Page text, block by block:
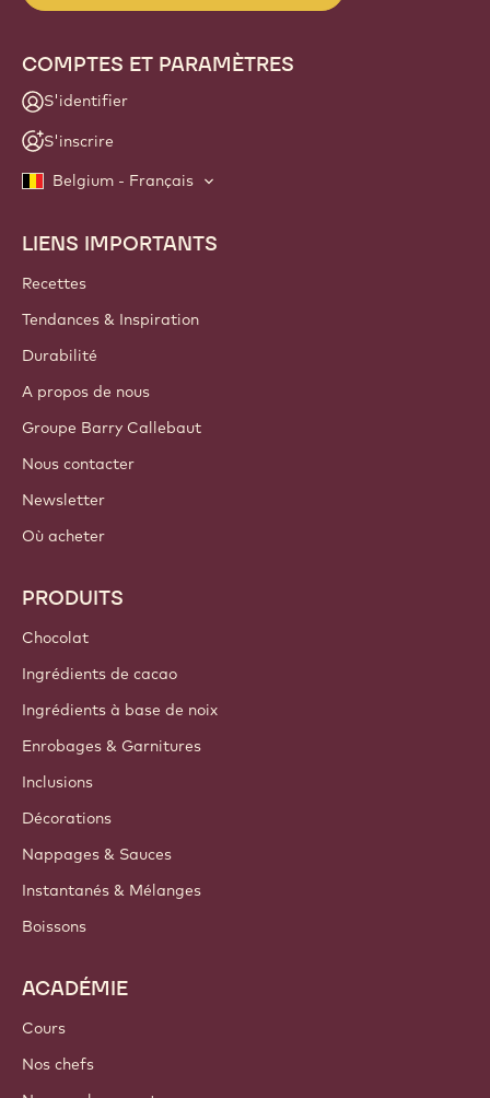
COMPTES ET PARAMÈTRES
S'identifier
S'inscrire
Belgium - Français
Footer
Callebaut
LIENS IMPORTANTS
Recettes
Tendances & Inspiration
Durabilité
A propos de nous
Groupe Barry Callebaut
Nous contacter
Newsletter
Où acheter
PRODUITS
Chocolat
Ingrédients de cacao
Ingrédients à base de noix
Enrobages & Garnitures
Inclusions
Décorations
Nappages & Sauces
Instantanés & Mélanges
Boissons
ACADÉMIE
Cours
Nos chefs